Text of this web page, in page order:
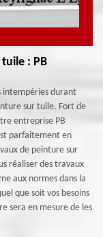
: PB
intempéries durant
sur tuile. Fort de
entreprise PB
parfaitement en
de peinture sur
réaliser des travaux
aux normes dans la
que soit vos besoins
sera en mesure de les